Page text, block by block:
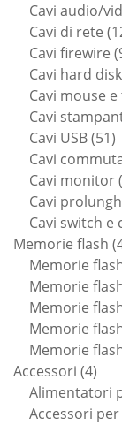
Cavi audio/
Cavi di rete
Cavi firewire
Cavi hard
Cavi mouse
Cavi
Cavi USB 5151
Cavi
Cavi monitor
Cavi
Cavi switch
Memorie flash
Memorie
Memorie
Memorie
Memorie
Memorie
Accessori 44
Alimentatori
Accessori